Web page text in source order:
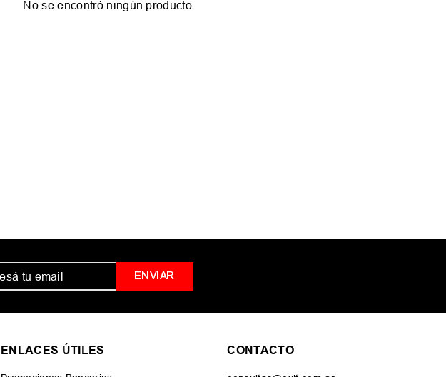
No se encontró ningún producto
ENVIAR
ENLACES ÚTILES CONTACTO